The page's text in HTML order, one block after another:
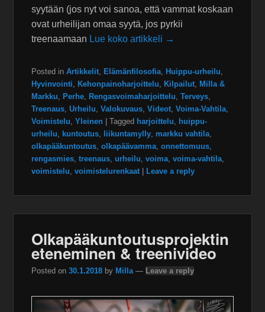
syytään (jos nyt voi sanoa, että vammat koskaan
ovat urheilijan omaa syytä, jos pyrkii
treenaamaan Lue koko artikkeli →
Posted in Artikkelit Elämänfilosofia Huippu-urheilu
Hyvinvointi
Kehonpainoharjoittelu Kilpailut Milla &
Markku
Perhe Rengasvoimaharjoittelu ,Terveys
Treenaus ,Urheilu ,Valokuvaus ,Videot ,Voima-Vahtila
Voimistelu ,Yleinen |Tagged harjoittelu
huippu-
urheilu
kuntoutus liikuntamylly markku vahtila
olkapääkuntoutus ,olkapäävamma ,onnettomuus
rengasmies ,treenaus ,urheilu ,voima ,voima-vahtila
voimistelu ,voimistelurenkaat | Leave a reply
Olkapääkuntoutusprojektin
eteneminen & treenivideo
Posted on30.1.2018 by Milla — Leave a reply